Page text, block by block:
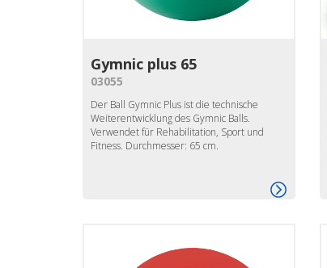
Gymnic plus 65
03055
Der Ball Gymnic Plus ist die technische
Weiterentwicklung des Gymnic Balls.
Verwendet für Rehabilitation, Sport und
Fitness. Durchmesser: 65 cm.